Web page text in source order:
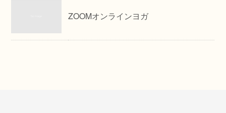
ZOOMオンラインヨガ